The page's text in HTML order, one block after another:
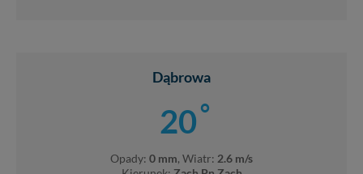
Dąbrowa
20°
Opady: 0 mm, Wiatr: 2.6 m/s